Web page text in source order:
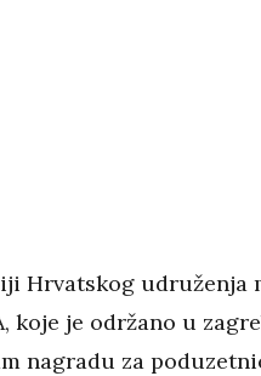
Hrvatskog udruženja
koje je održano u
nagradu za